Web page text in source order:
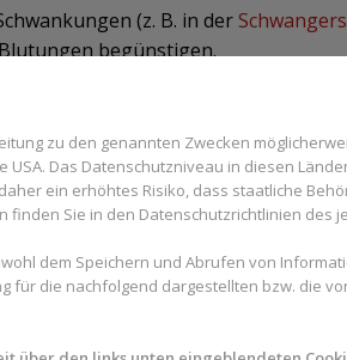
(z. B. in der
begünstigen.
Vitamin C oder Vitamin K kann die
wie Blutverdünner
zu den genannten Zwecken
USA. Das Datenschutzniveau in diesen
ein erhöhtes Risiko, dass staatliche
Sie in den Datenschutzrichtlinien des
dem Speichern und Abrufen von
für die nachfolgend dargestellten bzw. die